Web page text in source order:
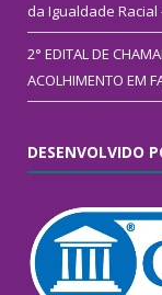
da Igualdade Racial
2° EDITAL DE
ACOLHIMENTO EM
DESENVOLVIDO